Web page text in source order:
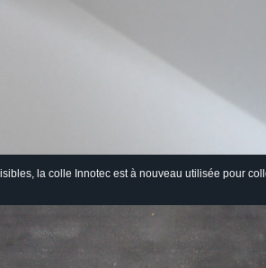
la colle Innotec est à nouveau utilisée pour